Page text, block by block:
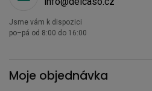
Moje objednávka
Jsme vám k dispozici
po–pá od 8:00 do 16:00